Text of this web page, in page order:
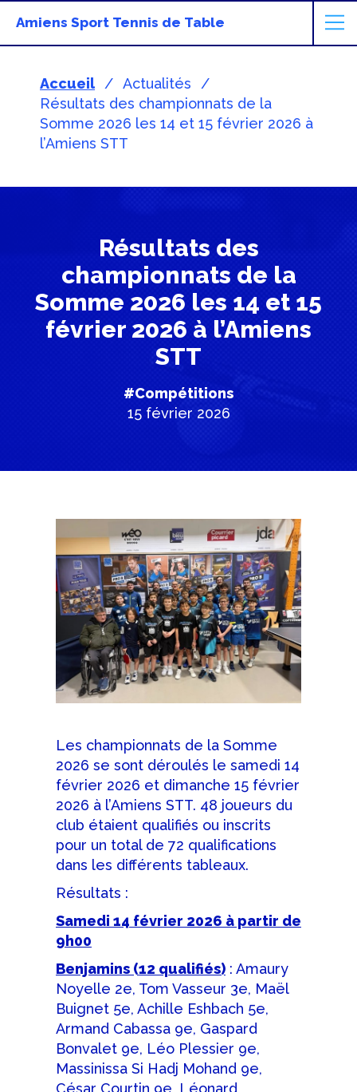
Amiens Sport Tennis de Table
Accueil
Actualités
Résultats des championnats de la
Somme 2026 les 14 et 15 février 2026 à
l’Amiens STT
Résultats des
championnats de la
Somme 2026 les 14 et 15
février 2026 à l’Amiens
STT
#Compétitions
15 février 2026
Les championnats de la Somme
2026 se sont déroulés le samedi 14
février 2026 et dimanche 15 février
2026 à l’Amiens STT. 48 joueurs du
club étaient qualifiés ou inscrits
pour un total de 72 qualifications
dans les différents tableaux.
Résultats :
Samedi 14 février 2026 à partir de
9h00
Benjamins (12 qualifiés) : Amaury
Noyelle 2e, Tom Vasseur 3e, Maël
Buignet 5e, Achille Eshbach 5e,
Armand Cabassa 9e, Gaspard
Bonvalet 9e, Léo Plessier 9e,
Massinissa Si Hadj Mohand 9e,
César Courtin 9e, Léonard